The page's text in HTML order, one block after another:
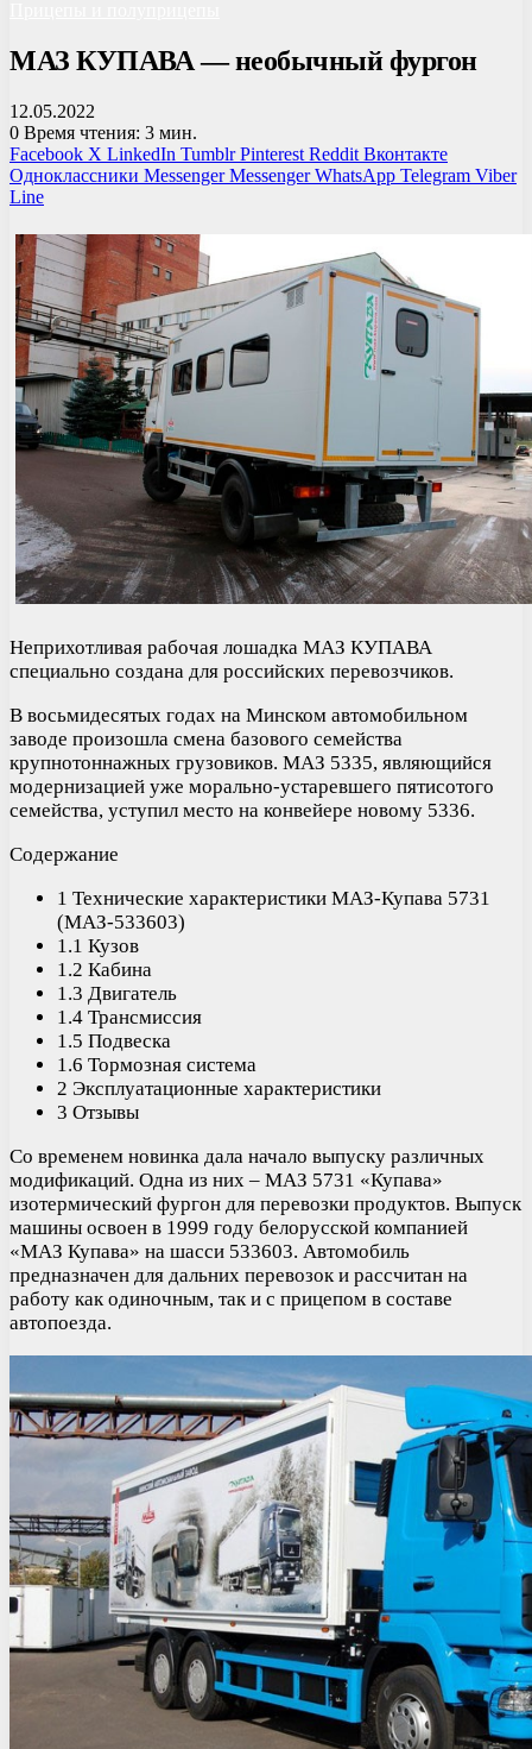
МАЗ КУПАВА — необычный фургон
12.05.2022
0 Время чтения: 3 мин.
Facebook X LinkedIn Tumblr Pinterest Reddit Вконтакте
Одноклассники Messenger Messenger WhatsApp Telegram Viber
Line
Неприхотливая рабочая лошадка МАЗ КУПАВА
специально создана для российских перевозчиков.
В восьмидесятых годах на Минском автомобильном
заводе произошла смена базового семейства
крупнотоннажных грузовиков. МАЗ 5335, являющийся
модернизацией уже морально-устаревшего пятисотого
семейства, уступил место на конвейере новому 5336.
Содержание
1 Технические характеристики МАЗ-Купава 5731
(МАЗ-533603)
1.1 Кузов
1.2 Кабина
1.3 Двигатель
1.4 Трансмиссия
1.5 Подвеска
1.6 Тормозная система
2 Эксплуатационные характеристики
3 Отзывы
Со временем новинка дала начало выпуску различных
модификаций. Одна из них – МАЗ 5731 «Купава»
изотермический фургон для перевозки продуктов. Выпуск
машины освоен в 1999 году белорусской компанией
«МАЗ Купава» на шасси 533603. Автомобиль
предназначен для дальних перевозок и рассчитан на
работу как одиночным, так и с прицепом в составе
автопоезда.